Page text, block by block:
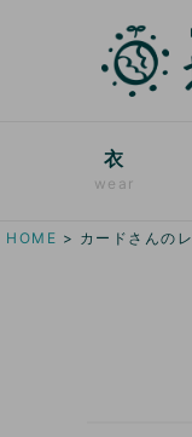
衣
wear
HOME カードさんの